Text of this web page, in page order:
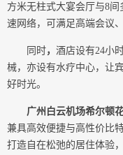
方米无柱式大宴会厅与8
速网络，可满足高端会议
同时， 酒店设有24小
械，亦设有水疗中心，让
好时光。
广州白云机场希尔顿
兼具高效便捷与高性价比
打造自在松弛的居住体验